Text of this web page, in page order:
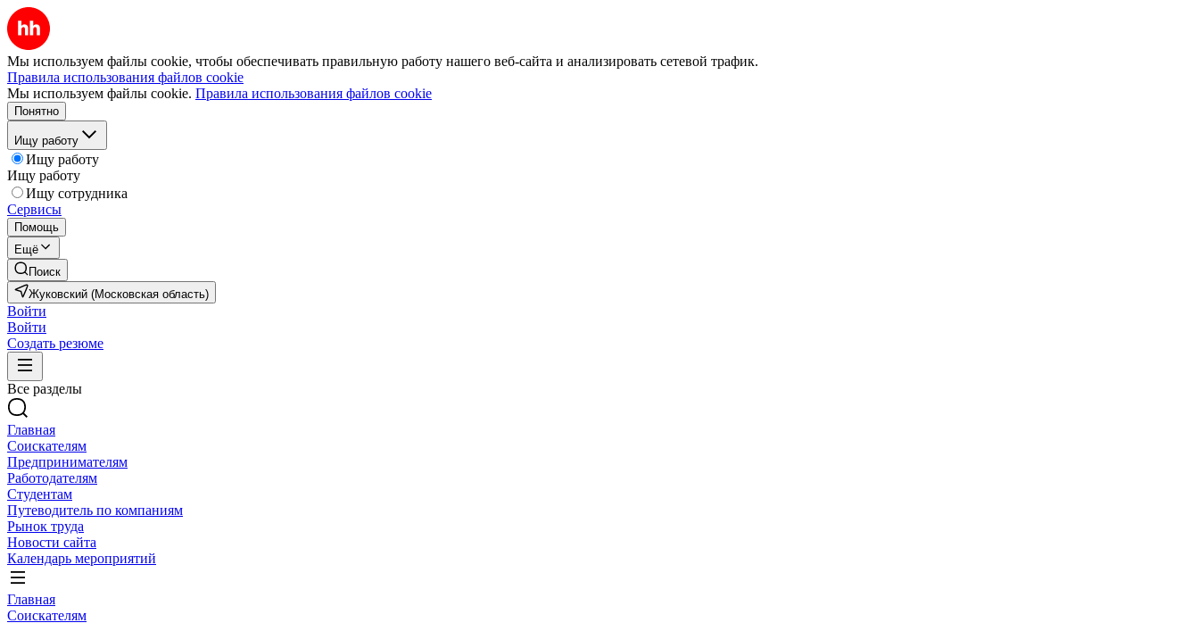
Мы используем файлы cookie, чтобы обеспечивать правильную работу нашего веб-сайта и анализировать сетевой трафик.
Правила использования файлов cookie
Мы используем файлы cookie. Правила использования файлов cookie
Понятно
Ищу работу
Ищу работу
Ищу работу
Ищу сотрудника
Сервисы
Помощь
Ещё
Поиск
Жуковский (Московская область)
Войти
Войти
Создать резюме
Все разделы
Главная
Соискателям
Предпринимателям
Работодателям
Студентам
Путеводитель по компаниям
Рынок труда
Новости сайта
Календарь мероприятий
Главная
Соискателям